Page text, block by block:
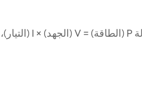
مبدأ الشحن السريع هو ببساطة زيادة طاقة الشحن (P ). بحسب المعادلة P (الطاقة) = V (الجهد) × I (التيار)،